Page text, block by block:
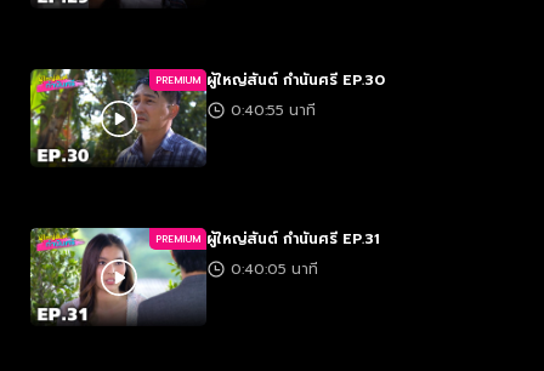
PREMIUM ผู้ใหญ่สันต์ กำนันศรี EP.30
0:40:55 นาที
PREMIUM ผู้ใหญ่สันต์ กำนันศรี EP.31
0:40:05 นาที